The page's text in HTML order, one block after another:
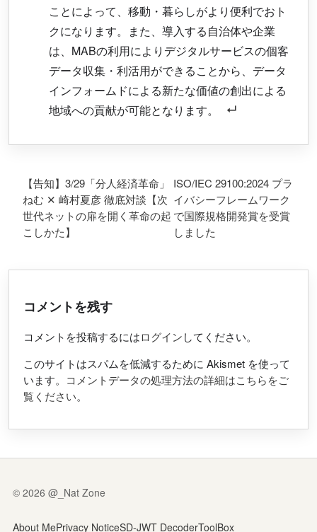
ことによって、移動・暮らしがより便利でおト
クになります。また、導入する自治体や企業
は、MABの利用によりデジタルサービスの個客
データ収集・利活用ができることから、データ
インフォームドによる新たな価値の創出による
地域への貢献が可能となります。
投稿ナビゲーション
【告知】3/29「分人経済革命」
ねむ ✕ 崎村夏彦 徹底対談【次
世代ネットの扉を開く革命の起
こしかた】
ISO/IEC 29100:2024 プラ
イバシーフレームワーク
で国際規格開発賞を受賞
しました
コメントを残す
コメントを投稿するにはログインしてください。
このサイトはスパムを低減するために Akismet を使って
います。 コメントデータの処理方法の詳細はこちらをご
覧ください。
© 2026 @_Nat Zone
About MePrivacy NoticeSD-JWT DecoderToolBox